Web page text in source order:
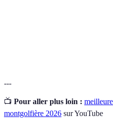
---
📺 Pour aller plus loin :
montgolfière 2026 sur YouTube